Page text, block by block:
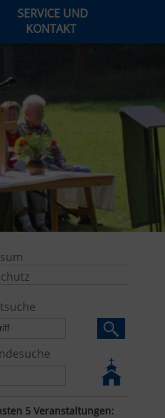
SERVICE UND
KONTAKT
5 Veranstaltungen: